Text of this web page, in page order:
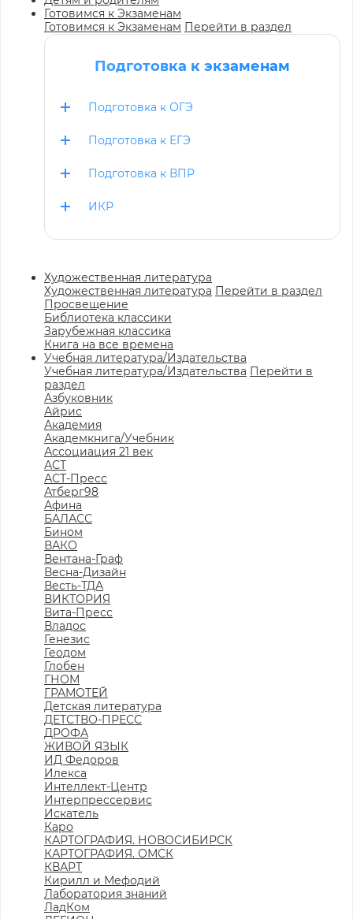
Готовимся к Экзаменам
Готовимся к Экзаменам Перейти в раздел
Подготовка к экзаменам
Подготовка к ОГЭ
Подготовка к ЕГЭ
Подготовка к ВПР
ИКР
Художественная литература
Художественная литература Перейти в раздел
Просвещение
Библиотека классики
Зарубежная классика
Книга на все времена
Учебная литература/Издательства
Учебная литература/Издательства Перейти в
раздел
Азбуковник
Айрис
Академия
Академкнига/Учебник
Ассоциация 21 век
АСТ
АСТ-Пресс
Атберг98
Афина
БАЛАСС
Бином
ВАКО
Вентана-Граф
Весна-Дизайн
Весть-ТДА
ВИКТОРИЯ
Вита-Пресс
Владос
Генезис
Геодом
Глобен
ГНОМ
ГРАМОТЕЙ
Детская литература
ДЕТСТВО-ПРЕСС
ДРОФА
ЖИВОЙ ЯЗЫК
ИД Федоров
Илекса
Интеллект-Центр
Интерпрессервис
Искатель
Каро
КАРТОГРАФИЯ. НОВОСИБИРСК
КАРТОГРАФИЯ. ОМСК
КВАРТ
Кирилл и Мефодий
Лаборатория знаний
ЛадКом